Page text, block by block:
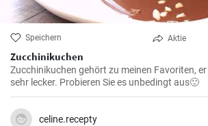
Speichern Aktie
Zucchinikuchen
Zucchinikuchen gehört zu meinen Favoriten,
sehr lecker. Probieren Sie es unbedingt aus🙂
celine.recepty